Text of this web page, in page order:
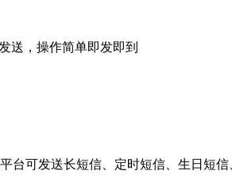
送，操作简单即发即到
台可发送长短信、定时短信、生日短